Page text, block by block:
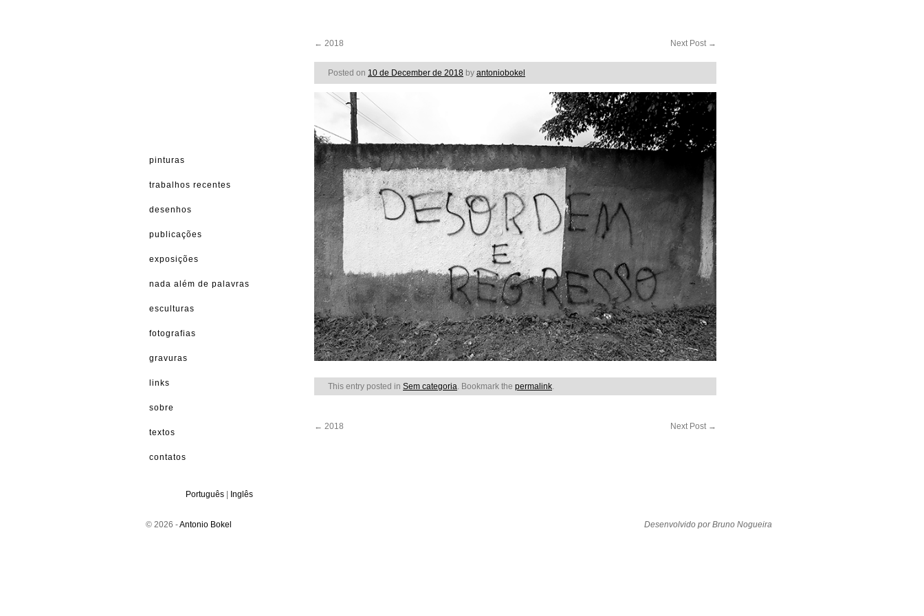
← 2018 Next Post →
Posted on 10 de December de 2018 by antoniobokel
This entry posted in Sem categoria. Bookmark the permalink.
← 2018 Next Post →
pinturas
trabalhos recentes
desenhos
publicações
exposições
nada além de palavras
esculturas
fotografias
gravuras
links
sobre
textos
contatos
Português| Inglês
© 2026 -Antonio Bokel Desenvolvido por Bruno Nogueira